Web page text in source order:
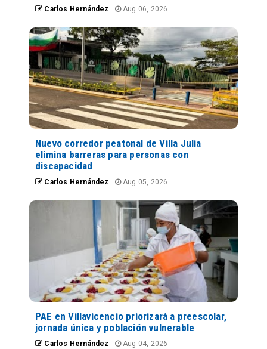
Carlos Hernández Aug 06, 2026
Nuevo corredor peatonal de Villa Julia
elimina barreras para personas con
discapacidad
Carlos Hernández Aug 05, 2026
PAE en Villavicencio priorizará a preescolar,
jornada única y población vulnerable
Carlos Hernández Aug 04, 2026